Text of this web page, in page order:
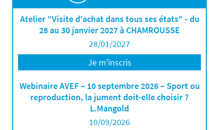
Atelier "Visite d'achat dans tous ses états" - du
28 au 30 janvier 2027 à CHAMROUSSE
28/01/2027
Je m'inscris
Webinaire AVEF – 10 septembre 2026 – Sport ou
reproduction, la jument doit-elle choisir ?
L.Mangold
10/09/2026